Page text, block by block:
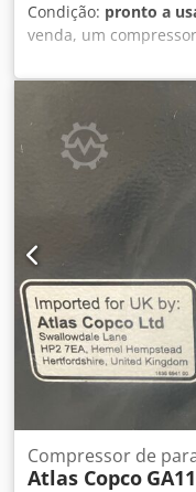
Condição: pronto a
venda, um
secador frigorífico
do motor: 7700 rpm,
capacidade: 32 l/s,
funcionamento: 9035
uma inspeção no
Compressor de
Atlas Copco